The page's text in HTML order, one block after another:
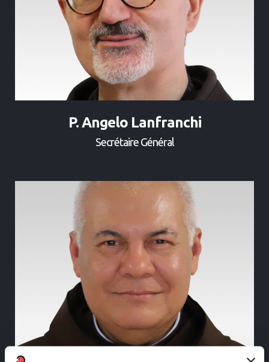
P. Angelo Lanfranchi
Secrétaire Général